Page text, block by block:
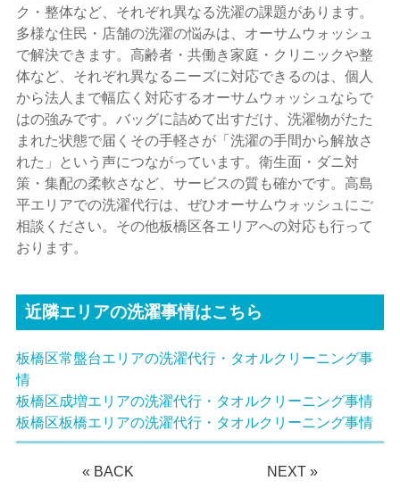
ク・整体など、それぞれ異なる洗濯の課題があります。
多様な住民・店舗の洗濯の悩みは、オーサムウォッシュ
で解決できます。高齢者・共働き家庭・クリニックや整
体など、それぞれ異なるニーズに対応できるのは、個人
から法人まで幅広く対応するオーサムウォッシュならで
はの強みです。バッグに詰めて出すだけ、洗濯物がたた
まれた状態で届くその手軽さが「洗濯の手間から解放さ
れた」という声につながっています。衛生面・ダニ対
策・集配の柔軟さなど、サービスの質も確かです。高島
平エリアでの洗濯代行は、ぜひオーサムウォッシュにご
相談ください。その他板橋区各エリアへの対応も行って
おります。
近隣エリアの洗濯事情はこちら
板橋区常盤台エリアの洗濯代行・タオルクリーニング事
情
板橋区成増エリアの洗濯代行・タオルクリーニング事情
板橋区板橋エリアの洗濯代行・タオルクリーニング事情
« BACK NEXT»